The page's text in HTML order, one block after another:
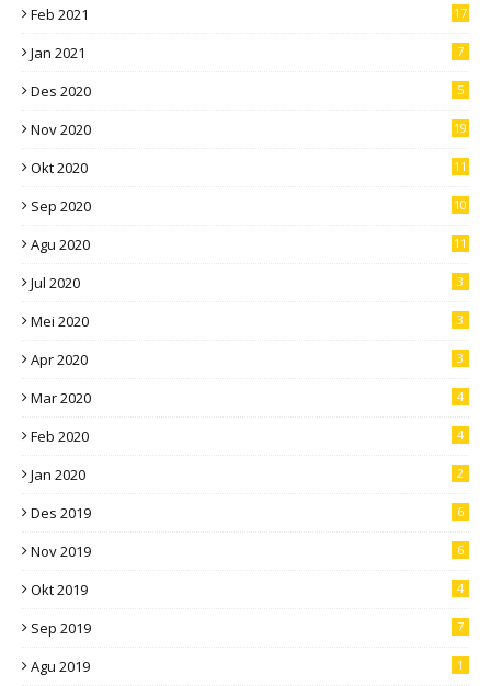
Feb 2021 17
Jan 2021 7
Des 2020 5
Nov 2020 19
Okt 2020 11
Sep 2020 10
Agu 2020 11
Jul 2020 3
Mei 2020 3
Apr 2020 3
Mar 2020 4
Feb 2020 4
Jan 2020 2
Des 2019 6
Nov 2019 6
Okt 2019 4
Sep 2019 7
Agu 2019 1